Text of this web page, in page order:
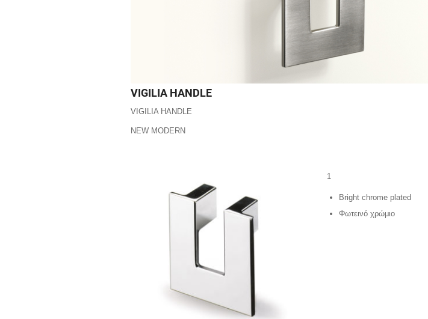
VIGILIA HANDLE
VIGILIA HANDLE
NEW MODERN
1
Bright chrome plated
Φωτεινό χρώμιο